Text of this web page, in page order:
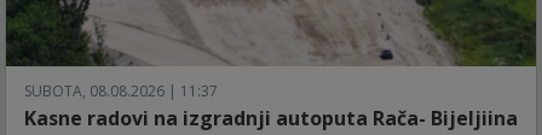
SUBOTA, 08.08.2026 | 11:37
Kasne radovi na izgradnji autoputa Rača- Bijeljiina